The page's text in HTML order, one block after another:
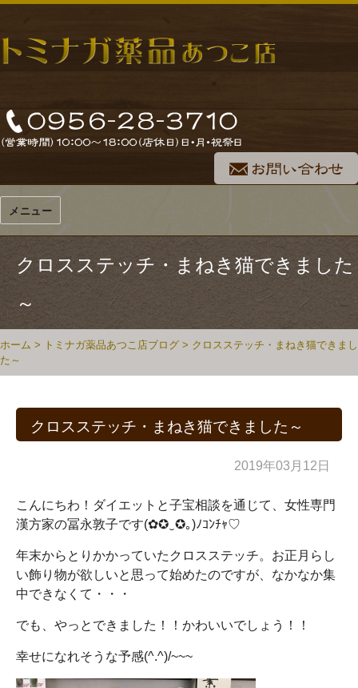
メニュー
クロスステッチ・まねき猫できました
～
ホーム > トミナガ薬品あつこ店ブログ > クロスステッチ・まねき猫できまし
た～
クロスステッチ・まねき猫できました～
2019年03月12日
こんにちわ！ダイエットと子宝相談を通じて、女性専門
漢方家の冨永敦子です(✿✪‿✪｡)ﾉｺﾝﾁｬ♡
年末からとりかかっていたクロスステッチ。お正月らし
い飾り物が欲しいと思って始めたのですが、なかなか集
中できなくて・・・
でも、やっとできました！！かわいいでしょう！！
幸せになれそうな予感(^.^)/~~~